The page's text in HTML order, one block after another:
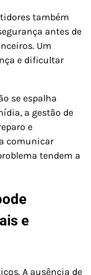
também
antes de
Um
e dificultar
se espalha
a gestão de
e
comunicar
tendem a
e
A ausência de